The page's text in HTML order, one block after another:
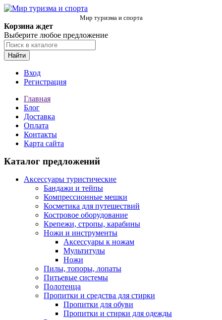
Мир туризма и спорта
Корзина ждет
Выберите любое предложение
Найти
Вход
Регистрация
Главная
Блог
Доставка
Оплата
Контакты
Карта сайта
Каталог предложений
Аксессуары туристические
Бандажи и тейпы
Компрессионные мешки
Косметика для путешествий
Костровое оборудование
Крепежи, стропы, карабины
Ножи и инструменты
Аксессуары к ножам
Мультитулы
Ножи
Пилы, топоры, лопаты
Питьевые системы
Полотенца
Пропитки и средства для стирки
Пропитки для обуви
Пропитки и стирки для одежды